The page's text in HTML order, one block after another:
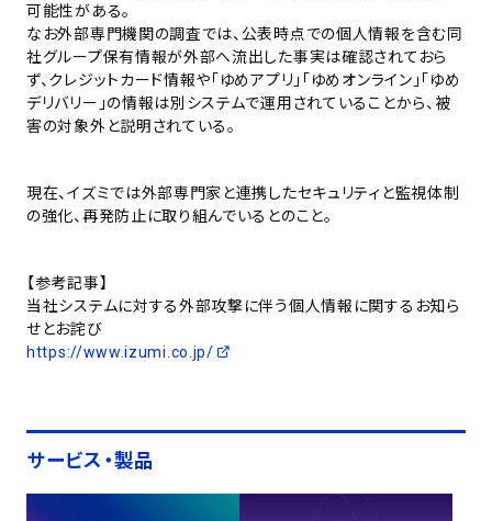
可能性がある。
なお外部専門機関の調査では、公表時点での個人情報を含む同
社グループ保有情報が外部へ流出した事実は確認されておら
ず、クレジットカード情報や「ゆめアプリ」「ゆめオンライン」「ゆめ
デリバリー」の情報は別システムで運用されていることから、被
害の対象外と説明されている。
現在、イズミでは外部専門家と連携したセキュリティと監視体制
の強化、再発防止に取り組んでいるとのこと。
【参考記事】
当社システムに対する外部攻撃に伴う個人情報に関するお知ら
せとお詫び
https://www.izumi.co.jp/
サービス・製品